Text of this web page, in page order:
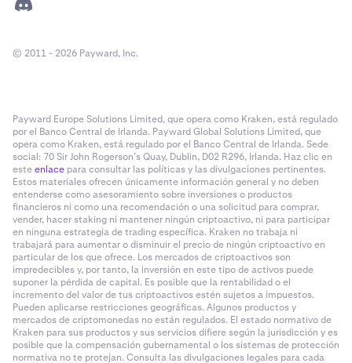
© 2011 - 2026 Payward, Inc.
Payward Europe Solutions Limited, que opera como Kraken, está regulado
por el Banco Central de Irlanda. Payward Global Solutions Limited, que
opera como Kraken, está regulado por el Banco Central de Irlanda. Sede
social: 70 Sir John Rogerson’s Quay, Dublin, D02 R296, Irlanda. Haz clic en
esteenlace para consultar las políticas y las divulgaciones pertinentes.
Estos materiales ofrecen únicamente información general y no deben
entenderse como asesoramiento sobre inversiones o productos
financieros ni como una recomendación o una solicitud para comprar,
vender, hacer staking ni mantener ningún criptoactivo, ni para participar
en ninguna estrategia de trading específica. Kraken no trabaja ni
trabajará para aumentar o disminuir el precio de ningún criptoactivo en
particular de los que ofrece. Los mercados de criptoactivos son
impredecibles y, por tanto, la inversión en este tipo de activos puede
suponer la pérdida de capital. Es posible que la rentabilidad o el
incremento del valor de tus criptoactivos estén sujetos a impuestos.
Pueden aplicarse restricciones geográficas. Algunos productos y
mercados de criptomonedas no están regulados. El estado normativo de
Kraken para sus productos y sus servicios difiere según la jurisdicción y es
posible que la compensación gubernamental o los sistemas de protección
normativa no te protejan. Consulta las divulgaciones legales para cada